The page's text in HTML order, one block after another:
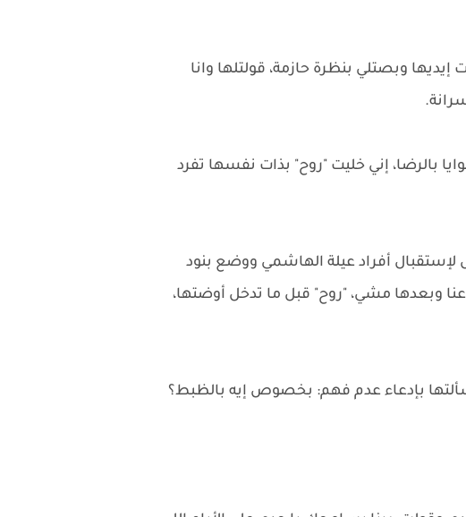
وبصتلي بنظرة حازمة، قولتلها وانا
إني خليت "روح" بذات نفسها تفرد
لإستقبال أفراد عيلة الهاشمي ووضع بنود
وبعدها مشي، "روح" قبل ما تدخل أوضتها،
بإدعاء عدم فهم: بخصوص إيه بالظبط؟